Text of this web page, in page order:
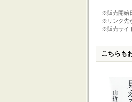
※販売開始
※リンク先
※販売サイ
こちらも